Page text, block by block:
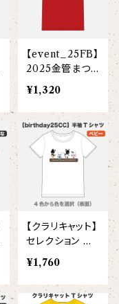
【event_25FB】
2025金管まつり
Tシャツ＜紅＞
＜白＞(ベビー)
¥1,320
【クラリキャット】
セレクション 半
袖Tシャツ両面
(ベビー)
¥1,760